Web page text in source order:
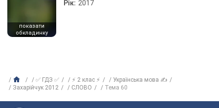
показати
обкладинку
Рік: 2017
✅ ГДЗ ✅ ⚡ 2 клас ⚡
Українська мова ✍
Захарійчук 2012
СЛОВО Тема 60